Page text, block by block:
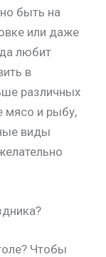
быть на
или даже
любит
в
различных
мясо и рыбу,
виды
Чтобы